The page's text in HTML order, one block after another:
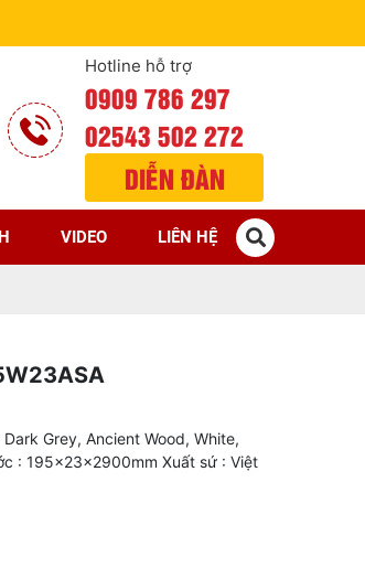
Hotline hỗ trợ
0909 786 297
02543 502 272
DIỄN ĐÀN
VIDEO LIÊN HỆ
Grey, Ancient Wood, White,
: 195x23x2900mm Xuất sứ : Việt